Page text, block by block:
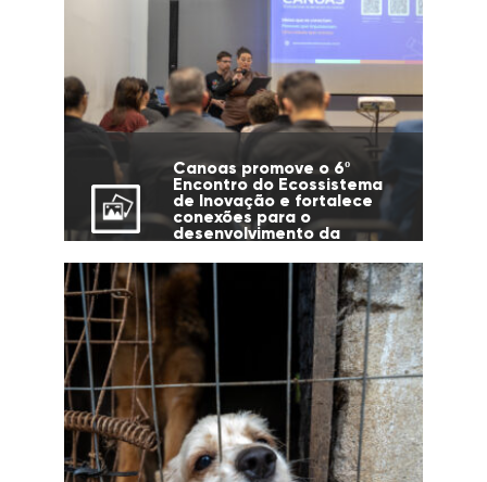
Canoas promove o 6º
Encontro do Ecossistema
de Inovação e fortalece
conexões para o
desenvolvimento da